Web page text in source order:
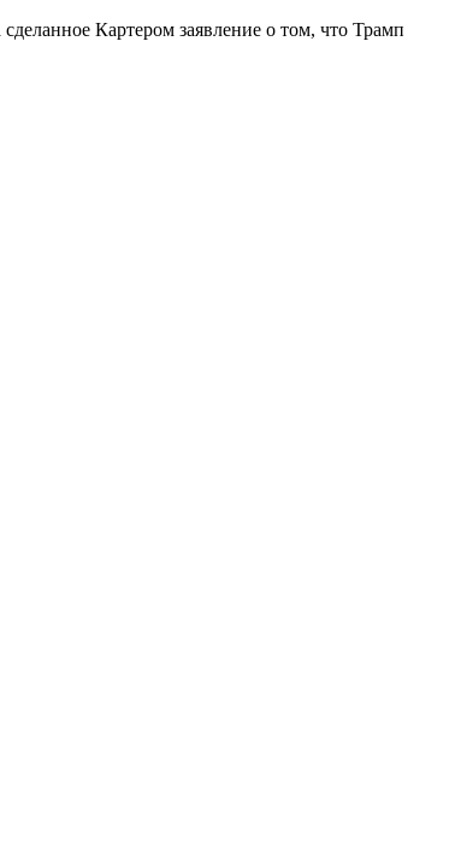
Картером заявление о том, что Трамп